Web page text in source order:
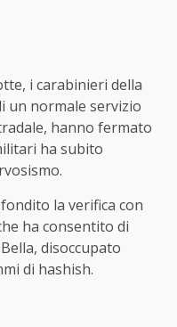
i carabinieri della
un normale servizio
hanno fermato
ha subito
la verifica con
ha consentito di
disoccupato
di hashish.